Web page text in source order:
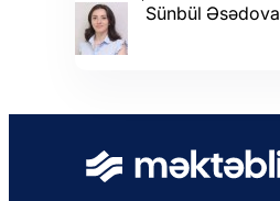
Sünbül Əsədova